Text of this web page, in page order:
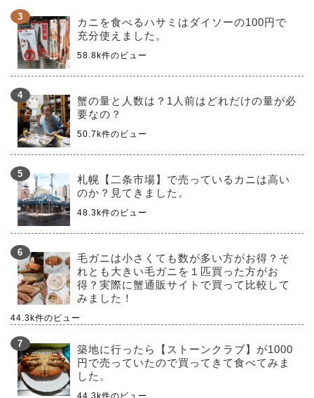
カニを食べるハサミはダイソーの100円で
充分使えました。
58.8k件のビュー
蟹の量と人数は？1人前はどれだけの量が必
要なの？
50.7k件のビュー
札幌【二条市場】で売っているカニは高い
のか？見てきました。
48.3k件のビュー
毛ガニは小さくても数が多い方がお得？そ
れとも大きい毛ガニを１匹買った方がお
得？実際に蟹通販サイトで買って比較して
みました！
44.3k件のビュー
築地に行ったら【ストーンクラブ】が1000
円で売っていたので買ってきて食べてみま
した。